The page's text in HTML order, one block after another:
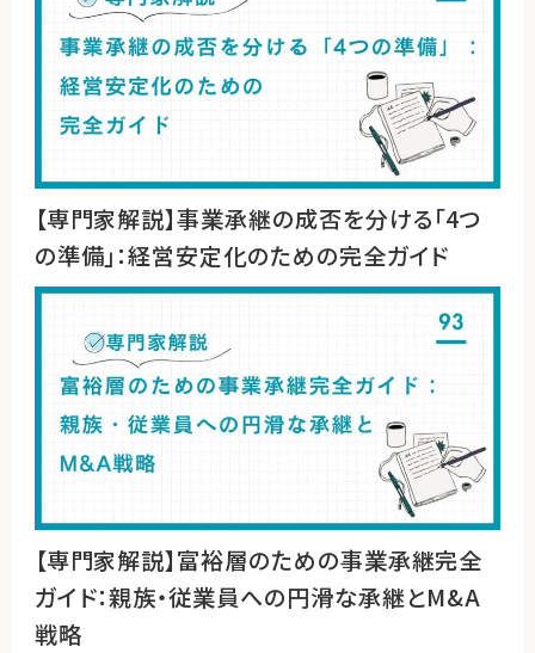
【専門家解説】事業承継の成否を分ける「4つ
の準備」：経営安定化のための完全ガイド
【専門家解説】富裕層のための事業承継完全
ガイド：親族・従業員への円滑な承継とM&A
戦略